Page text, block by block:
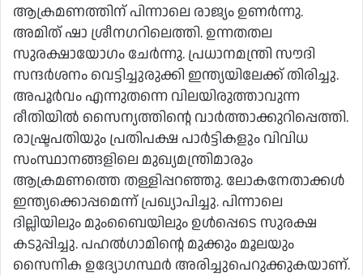
ആക്രമണത്തിന് പിന്നാലെ രാജ്യം ഉണര്‍ന്നു.
അമിത് ഷാ ശ്രീനഗറിലെത്തി. ഉന്നതതല
സുരക്ഷായോഗം ചേര്‍ന്നു. പ്രധാനമന്ത്രി സൗദി
സന്ദര്‍ശനം വെട്ടിച്ചുരുക്കി ഇന്ത്യയിലേക്ക് തിരിച്ചു.
അപൂര്‍വം എന്നുതന്നെ വിലയിരുത്താവുന്ന
രീതിയില്‍ സൈന്യത്തിന്റെ വാര്‍ത്താക്കുറിപ്പെത്തി.
രാഷ്ട്രപതിയും പ്രതിപക്ഷ പാര്‍ട്ടികളും വിവിധ
സംസ്ഥാനങ്ങളിലെ മുഖ്യമന്ത്രിമാരും
ആക്രമണത്തെ തള്ളിപ്പറഞ്ഞു. ലോകനേതാക്കള്‍
ഇന്ത്യക്കൊപ്പമെന്ന് പ്രഖ്യാപിച്ചു. പിന്നാലെ
ദില്ലിയിലും മുംബൈയിലും ഉള്‍പ്പെടെ സുരക്ഷ
കടുപ്പിച്ചു. പഹല്‍ഗാമിന്റെ മുക്കും മൂലയും
സൈനിക ഉദ്യോഗസ്ഥര്‍ അരിച്ചുപെറുക്കുകയാണ്.